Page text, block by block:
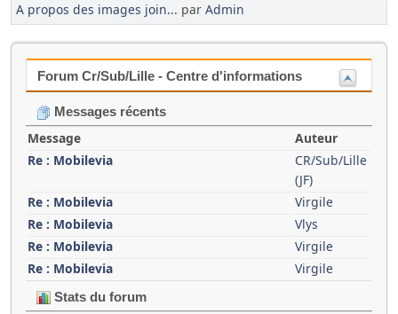
A propos des images join... par Admin
Forum Cr/Sub/Lille - Centre d'informations
Messages récents
Message
Auteur
Re : Mobilevia
CR/Sub/Lille
(JF)
Re : Mobilevia
Virgile
Re : Mobilevia
Vlys
Re : Mobilevia
Virgile
Re : Mobilevia
Virgile
Stats du forum